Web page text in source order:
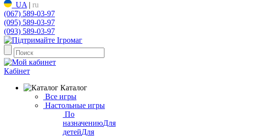
UA | ru
(067) 589-03-97
(095) 589-03-97
(093) 589-03-97
Кабінет
Каталог
Все игры
Настольные игры
По
назначениюДля
детейДля